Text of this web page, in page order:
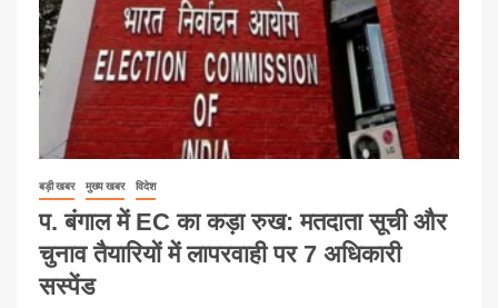
बड़ी खबर मुख्य खबर विदेश
प. बंगाल में EC का कड़ा रुख: मतदाता सूची और
चुनाव तैयारियों में लापरवाही पर 7 अधिकारी
सस्पेंड